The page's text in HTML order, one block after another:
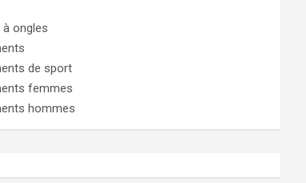
à ongles
de sport
femmes
hommes